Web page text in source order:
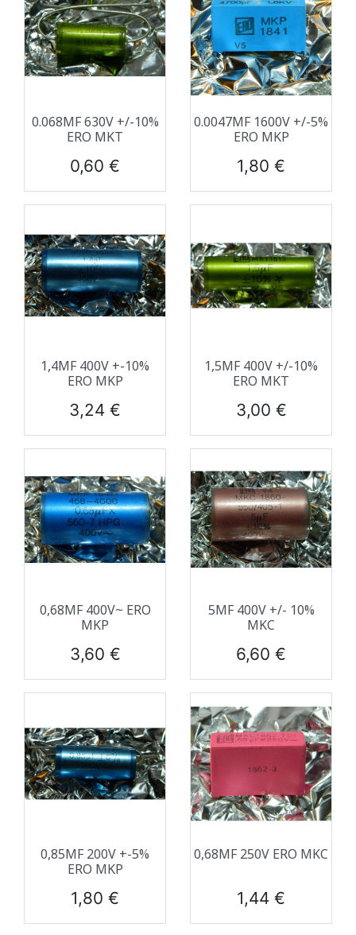
0.068ΜF 630V +/-10%
ERO MKT
Prix
0,60 €
0.0047ΜF 1600V +/-5%
ERO MKP
Prix
1,80 €
1,4ΜF 400V +-10%
ERO MKP
Prix
3,24 €
1,5ΜF 400V +/-10%
ERO MKT
Prix
3,00 €
0,68ΜF 400V~ ERO
MKP
Prix
3,60 €
5ΜF 400V +/- 10%
MKC
Prix
6,60 €
0,85ΜF 200V +-5%
ERO MKP
Prix
1,80 €
0,68ΜF 250V ERO MKC
Prix
1,44 €